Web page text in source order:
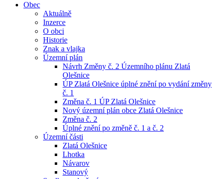
Obec
Aktuálně
Inzerce
O obci
Historie
Znak a vlajka
Územní plán
Návrh Změny č. 2 Územního plánu Zlatá
Olešnice
ÚP Zlatá Olešnice úplné znění po vydání změny
č. 1
Změna č. 1 ÚP Zlatá Olešnice
Nový územní plán obce Zlatá Olešnice
Změna č. 2
Úplné znění po změně č. 1 a č. 2
Územní části
Zlatá Olešnice
Lhotka
Návarov
Stanový